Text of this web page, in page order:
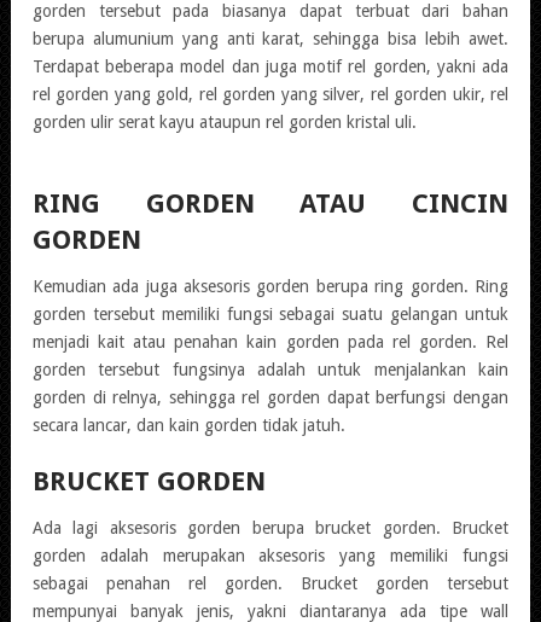
gorden tersebut pada biasanya dapat terbuat dari bahan
berupa alumunium yang anti karat, sehingga bisa lebih awet.
Terdapat beberapa model dan juga motif rel gorden, yakni ada
rel gorden yang gold, rel gorden yang silver, rel gorden ukir, rel
gorden ulir serat kayu ataupun rel gorden kristal uli.
RING GORDEN ATAU CINCIN
GORDEN
Kemudian ada juga aksesoris gorden berupa ring gorden. Ring
gorden tersebut memiliki fungsi sebagai suatu gelangan untuk
menjadi kait atau penahan kain gorden pada rel gorden. Rel
gorden tersebut fungsinya adalah untuk menjalankan kain
gorden di relnya, sehingga rel gorden dapat berfungsi dengan
secara lancar, dan kain gorden tidak jatuh.
BRUCKET GORDEN
Ada lagi aksesoris gorden berupa brucket gorden. Brucket
gorden adalah merupakan aksesoris yang memiliki fungsi
sebagai penahan rel gorden. Brucket gorden tersebut
mempunyai banyak jenis, yakni diantaranya ada tipe wall